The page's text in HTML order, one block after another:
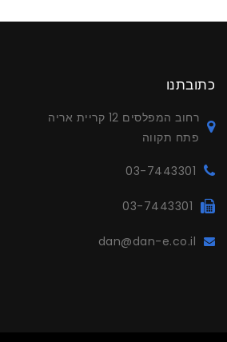
כתובתנו
רחוב המפלסים 12 קריית אריה
פתח תקווה
03-7443301
03-7443301
dan@dan-e.co.il